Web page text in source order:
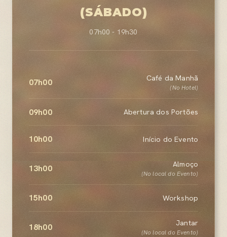
(SÁBADO)
07h00 - 19h30
07h00 Café da Manhã
(No Hotel)
09h00 Abertura dos Portões
10h00 Início do Evento
13h00 Almoço
(No local do Evento)
15h00 Workshop
18h00 Jantar
(No local do Evento)